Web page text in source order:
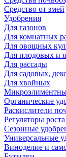
Средство от змей
Удобрения
Для газонов
Для комнатных
Для овощных
Для плодовых и
Для рассады
Для садовых,
Для хвойных
Органические
Раскислители
Регуляторы
Сезонные
Универсальные
Виноделие и